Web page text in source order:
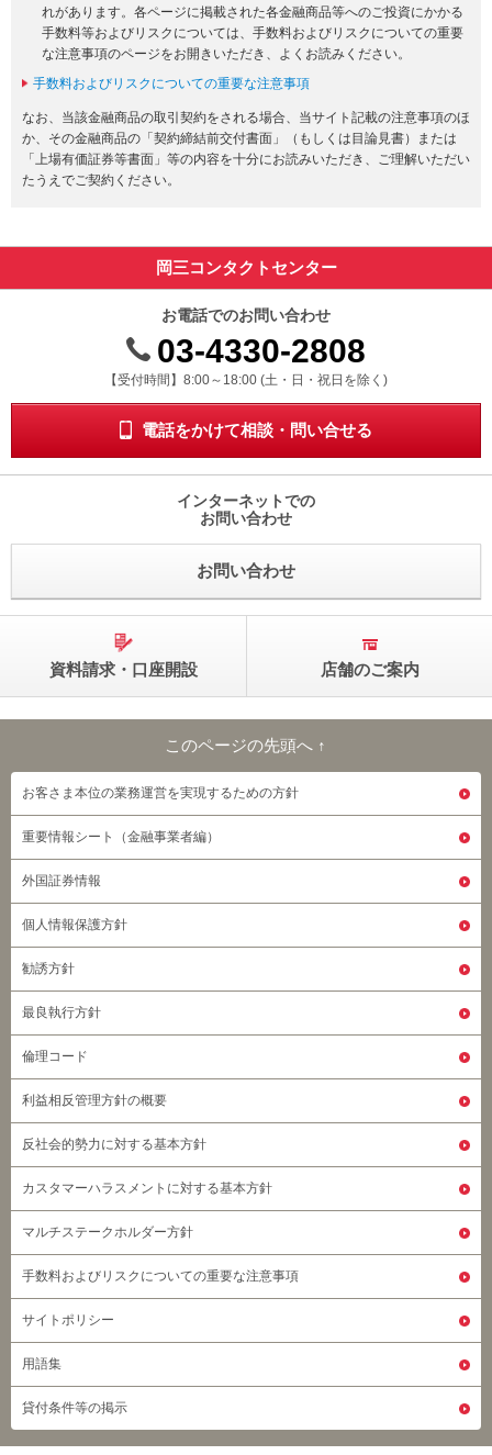
れがあります。各ページに掲載された各金融商品等へのご投資にかかる
手数料等およびリスクについては、手数料およびリスクについての重要
な注意事項のページをお開きいただき、よくお読みください。
手数料およびリスクについての重要な注意事項
なお、当該金融商品の取引契約をされる場合、当サイト記載の注意事項のほ
か、その金融商品の「契約締結前交付書面」（もしくは目論見書）または
「上場有価証券等書面」等の内容を十分にお読みいただき、ご理解いただい
たうえでご契約ください。
岡三コンタクトセンター
お電話でのお問い合わせ
03-4330-2808
受付時間 8時から18時 ドニチシュクジツを除く
【受付時間】8:00～18:00 (土・日・祝日を除く)
電話をかけて相談・問い合せる
インターネットでの
お問い合わせ
お問い合わせ
資料請求・口座開設 店舗のご案内
このページの先頭へ
このページの先頭へ ↑
お客さま本位の業務運営を実現するための方針
重要情報シート（金融事業者編）
外国証券情報
個人情報保護方針
勧誘方針
最良執行方針
倫理コード
利益相反管理方針の概要
反社会的勢力に対する基本方針
カスタマーハラスメントに対する基本方針
マルチステークホルダー方針
手数料およびリスクについての重要な注意事項
サイトポリシー
用語集
貸付条件等の掲示